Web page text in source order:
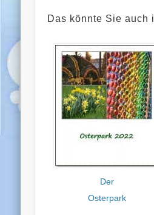
Das könnte Sie auch
Der
Osterpark